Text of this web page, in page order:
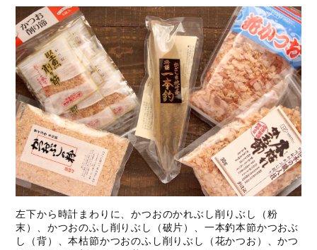
左下から時計まわりに、かつおのかれぶし削りぶし（粉
末）、かつおのふし削りぶし（破片）、一本釣本節かつおぶ
し（背）、本枯節かつおのふし削りぶし（花かつお）、かつ